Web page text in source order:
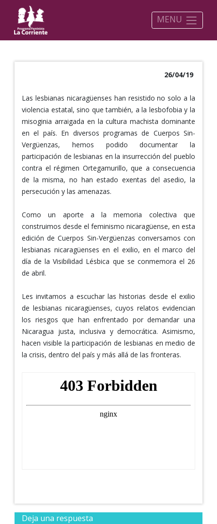
MENU
26/04/19
Las lesbianas nicaragüenses han resistido no solo a la
violencia estatal, sino que también, a la lesbofobia y la
misoginia arraigada en la cultura machista dominante
en el país. En diversos programas de Cuerpos Sin-
Vergüenzas, hemos podido documentar la
participación de lesbianas en la insurrección del pueblo
contra el régimen Ortegamurillo, que a consecuencia
de la misma, no han estado exentas del asedio, la
persecución y las amenazas.
Como un aporte a la memoria colectiva que
construimos desde el feminismo nicaragüense, en esta
edición de Cuerpos Sin-Vergüenzas conversamos con
lesbianas nicaragüenses en el exilio, en el marco del
día de la Visibilidad Lésbica que se conmemora el 26
de abril.
Les invitamos a escuchar las historias desde el exilio
de lesbianas nicaragüenses, cuyos relatos evidencian
los riesgos que han enfrentado por demandar una
Nicaragua justa, inclusiva y democrática. Asimismo,
hacen visible la participación de lesbianas en medio de
la crisis, dentro del país y más allá de las fronteras.
Deja una respuesta